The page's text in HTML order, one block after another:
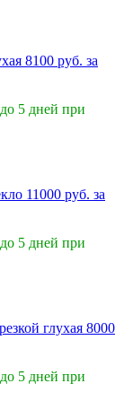
8100 руб. за
5 дней при
11000 руб. за
5 дней при
8000
5 дней при